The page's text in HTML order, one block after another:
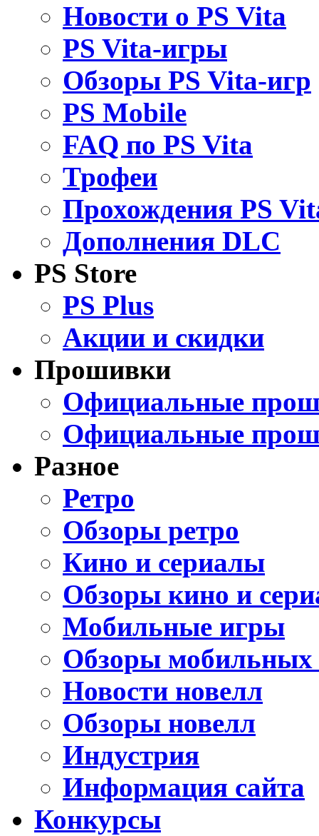
Новости о PS Vita
PS Vita-игры
Обзоры PS Vita-игр
PS Mobile
FAQ по PS Vita
Трофеи
Прохождения PS
Дополнения DLC
PS Store
PS Plus
Акции и скидки
Прошивки
Официальные
Официальные
Разное
Ретро
Обзоры ретро
Кино и сериалы
Обзоры кино и
Мобильные игры
Обзоры мобильных
Новости новелл
Обзоры новелл
Индустрия
Информация сайта
Конкурсы